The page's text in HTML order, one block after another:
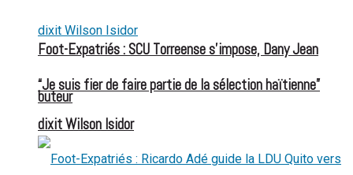
Foot-Expatriés : SCU Torreense s’impose, Dany Jean
buteur
“Je suis fier de faire partie de la sélection haïtienne”
dixit Wilson Isidor